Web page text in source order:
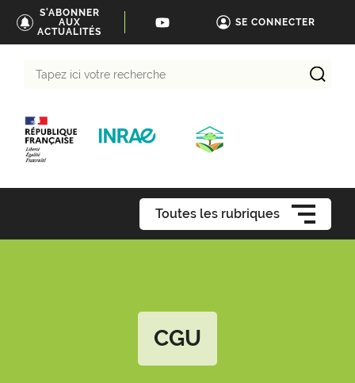
S'ABONNER
AUX
ACTUALITÉS
SE CONNECTER
Toutes les rubriques
CGU